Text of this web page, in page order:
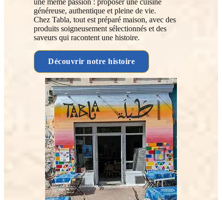
une même passion : proposer une cuisine
généreuse, authentique et pleine de vie.
Chez Tabla, tout est préparé maison, avec des
produits soigneusement sélectionnés et des
saveurs qui racontent une histoire.
Découvrir notre histoire